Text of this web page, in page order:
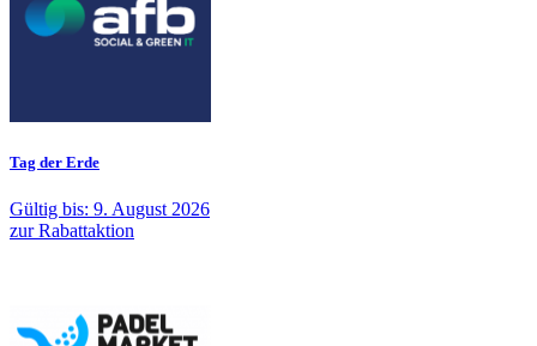
Tag der Erde
Gültig bis: 9. August 2026
zur Rabattaktion